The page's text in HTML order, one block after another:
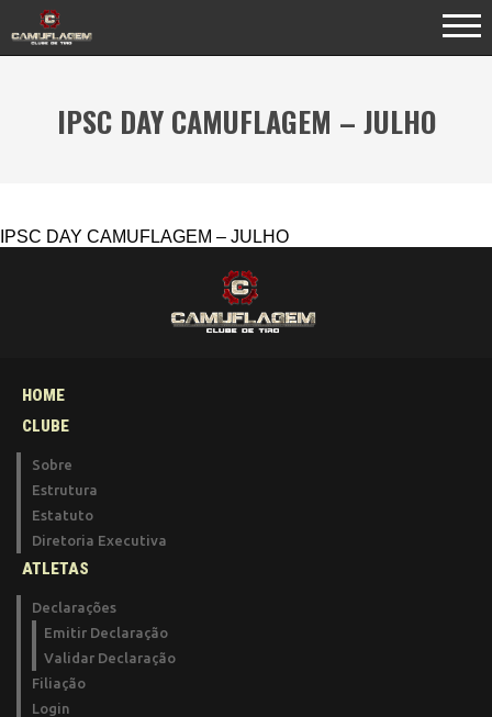
IPSC DAY CAMUFLAGEM – JULHO
IPSC DAY CAMUFLAGEM – JULHO
HOME
CLUBE
Sobre
Estrutura
Estatuto
Diretoria Executiva
ATLETAS
Declarações
Emitir Declaração
Validar Declaração
Filiação
Login